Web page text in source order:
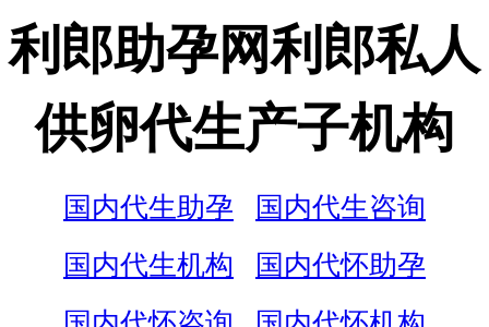
利郎助孕网利郎私人
供卵代生产子机构
国内代生助孕
国内代生咨询
国内代生机构
国内代怀助孕